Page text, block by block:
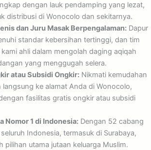
dengan lauk pendamping yang lezat,
distribusi di Wonocolo dan sekitarnya.
dan Juru Masak Berpengalaman:Dapur
standar kebersihan tertinggi, dan tim
kami ahli dalam mengolah daging aqiqah
yang menggugah selera.
atau Subsidi Ongkir:Nikmati kemudahan
langsung ke alamat Anda di Wonocolo,
fasilitas gratis ongkir atau subsidi
Nomor 1 di Indonesia:Dengan 52 cabang
Indonesia, termasuk di Surabaya,
pilihan utama jutaan keluarga Muslim.